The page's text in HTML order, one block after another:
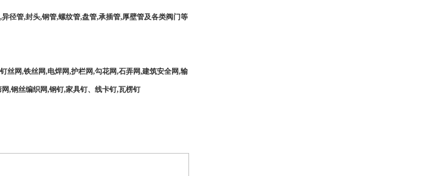
径管,封头,钢管,螺纹管,盘管,承插管,厚壁管及各类阀门等
丝网,铁丝网,电焊网,护栏网,勾花网,石弄网,建筑安全网,输
,钢丝编织网,钢钉,家具钉、线卡钉,瓦楞钉